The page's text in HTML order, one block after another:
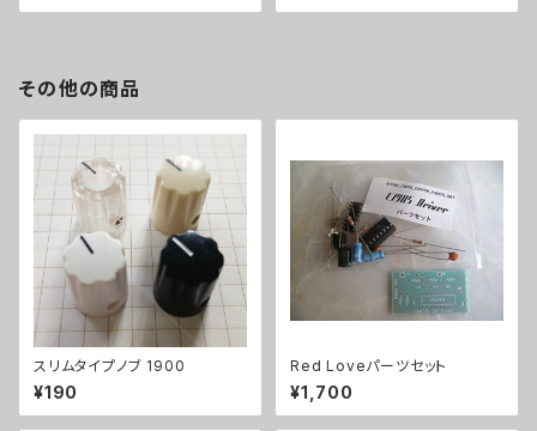
その他の商品
スリムタイプノブ 1900
¥190
Red Loveパーツセット
¥1,700